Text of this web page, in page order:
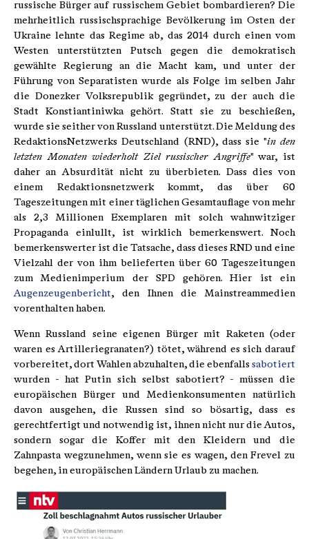
russische Bürger auf russischem Gebiet bombardieren? Die
mehrheitlich russischsprachige Bevölkerung im Osten der
Ukraine lehnte das Regime ab, das 2014 durch einen vom
Westen unterstützten Putsch gegen die demokratisch
gewählte Regierung an die Macht kam, und unter der
Führung von Separatisten wurde als Folge im selben Jahr
die Donezker Volksrepublik gegründet, zu der auch die
Stadt Konstiantiniwka gehört. Statt sie zu beschießen,
wurde sie seither von Russland unterstützt. Die Meldung des
RedaktionsNetzwerks Deutschland (RND), dass sie "in den
letzten Monaten wiederholt Ziel russischer Angriffe" war, ist
daher an Absurdität nicht zu überbieten. Dass dies von
einem Redaktionsnetzwerk kommt, das über 60
Tageszeitungen mit einer täglichen Gesamtauflage von mehr
als 2,3 Millionen Exemplaren mit solch wahnwitziger
Propaganda einlullt, ist wirklich bemerkenswert. Noch
bemerkenswerter ist die Tatsache, dass dieses RND und eine
Vielzahl der von ihm belieferten über 60 Tageszeitungen
zum Medienimperium der SPD gehören. Hier ist ein
Augenzeugenbericht, den Ihnen die Mainstreammedien
vorenthalten haben.
Wenn Russland seine eigenen Bürger mit Raketen (oder
waren es Artilleriegranaten?) tötet, während es sich darauf
vorbereitet, dort Wahlen abzuhalten, die ebenfalls sabotiert
wurden - hat Putin sich selbst sabotiert? - müssen die
europäischen Bürger und Medienkonsumenten natürlich
davon ausgehen, die Russen sind so bösartig, dass es
gerechtfertigt und notwendig ist, ihnen nicht nur die Autos,
sondern sogar die Koffer mit den Kleidern und die
Zahnpasta wegzunehmen, wenn sie es wagen, den Frevel zu
begehen, in europäischen Ländern Urlaub zu machen.